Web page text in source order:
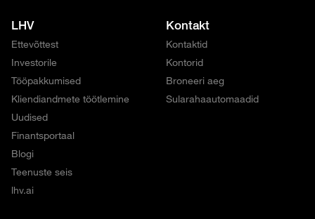
LHV
Ettevõttest
Investorile
Tööpakkumised
Kliendiandmete töötlemine
Uudised
Finantsportaal
Blogi
Teenuste seis
lhv.ai
Kontakt
Kontaktid
Kontorid
Broneeri aeg
Sularahaautomaadid